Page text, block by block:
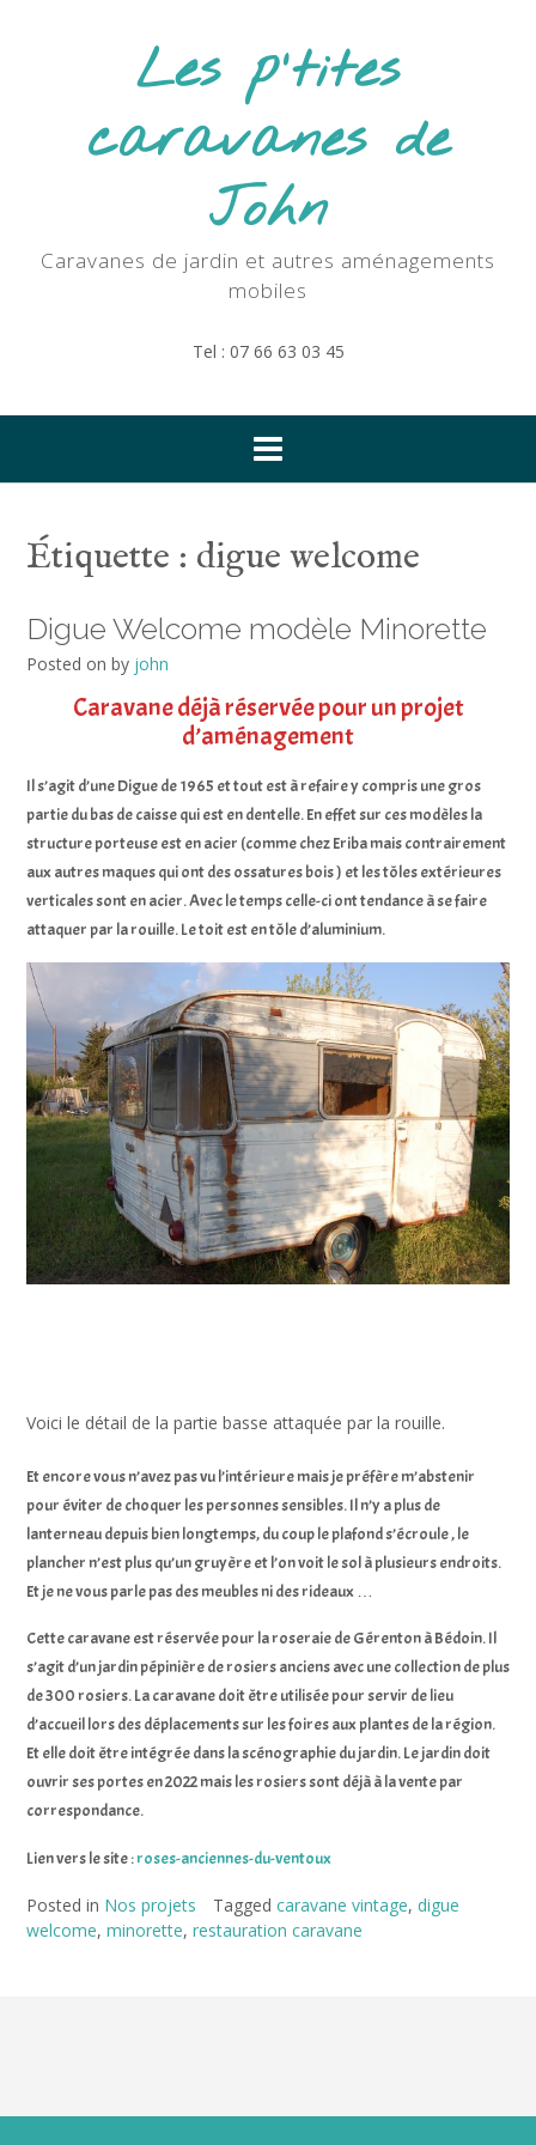
Les p'tites
caravanes de
John
Caravanes de jardin et autres aménagements
mobiles
Tel : 07 66 63 03 45
Étiquette : digue welcome
Digue Welcome modèle Minorette
Posted on by john
Caravane déjà réservée pour un projet
d’aménagement
Il s’agit d’une Digue de 1965 et tout est à refaire y compris une gros
partie du bas de caisse qui est en dentelle. En effet sur ces modèles la
structure porteuse est en acier (comme chez Eriba mais contrairement
aux autres maques qui ont des ossatures bois ) et les tôles extérieures
verticales sont en acier. Avec le temps celle-ci ont tendance à se faire
attaquer par la rouille. Le toit est en tôle d’aluminium.
Voici le détail de la partie basse attaquée par la rouille.
Et encore vous n’avez pas vu l’intérieure mais je préfère m’abstenir
pour éviter de choquer les personnes sensibles. Il n’y a plus de
lanterneau depuis bien longtemps, du coup le plafond s’écroule , le
plancher n’est plus qu’un gruyère et l’on voit le sol à plusieurs endroits.
Et je ne vous parle pas des meubles ni des rideaux …
Cette caravane est réservée pour la roseraie de Gérenton à Bédoin. Il
s’agit d’un jardin pépinière de rosiers anciens avec une collection de plus
de 300 rosiers. La caravane doit être utilisée pour servir de lieu
d’accueil lors des déplacements sur les foires aux plantes de la région.
Et elle doit être intégrée dans la scénographie du jardin. Le jardin doit
ouvrir ses portes en 2022 mais les rosiers sont déjà à la vente par
correspondance.
Lien vers le site :roses-anciennes-du-ventoux
Posted in Nos projets Tagged caravane vintage, digue
welcome, minorette, restauration caravane